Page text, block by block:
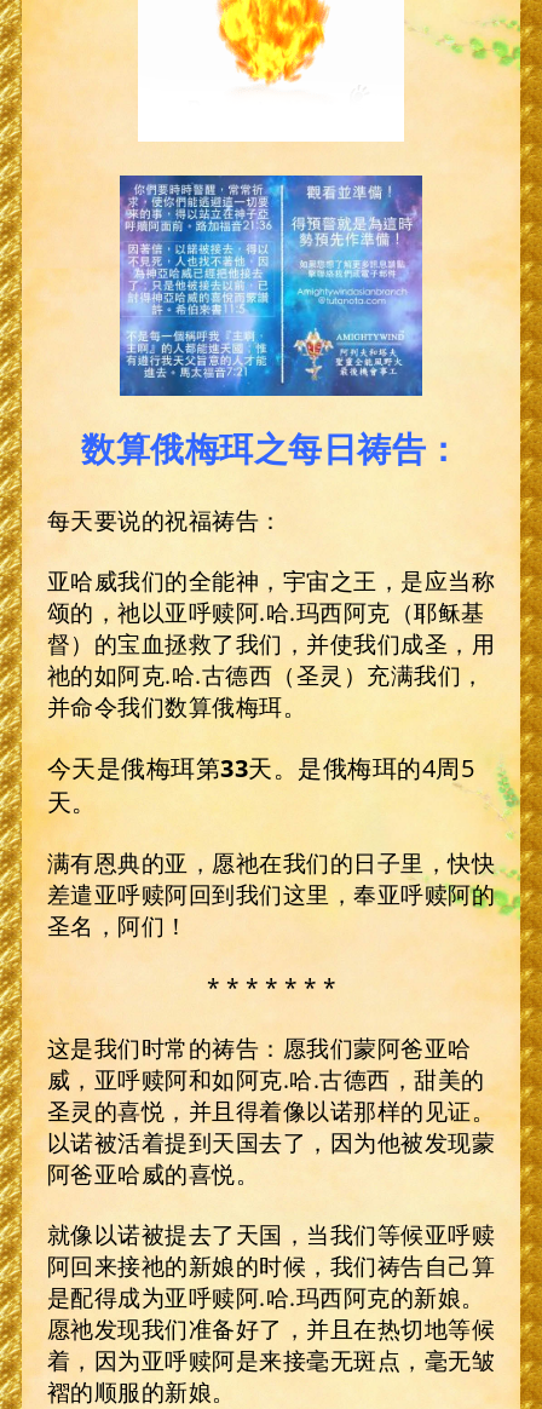
数算俄梅珥之每日祷告：
每天要说的祝福祷告：
亚哈威我们的全能神，宇宙之王，是应当称
颂的，祂以亚呼赎阿.哈.玛西阿克（耶稣基
督）的宝血拯救了我们，并使我们成圣，用
祂的如阿克.哈.古德西（圣灵）充满我们，
并命令我们数算俄梅珥。
今天是俄梅珥第33天。是俄梅珥的4周5
天。
满有恩典的亚，愿祂在我们的日子里，快快
差遣亚呼赎阿回到我们这里，奉亚呼赎阿的
圣名，阿们！
* * * * * * *
这是我们时常的祷告：愿我们蒙阿爸亚哈
威，亚呼赎阿和如阿克.哈.古德西，甜美的
圣灵的喜悦，并且得着像以诺那样的见证。
以诺被活着提到天国去了，因为他被发现蒙
阿爸亚哈威的喜悦。
就像以诺被提去了天国，当我们等候亚呼赎
阿回来接祂的新娘的时候，我们祷告自己算
是配得成为亚呼赎阿.哈.玛西阿克的新娘。
愿祂发现我们准备好了，并且在热切地等候
着，因为亚呼赎阿是来接毫无斑点，毫无皱
褶的顺服的新娘。